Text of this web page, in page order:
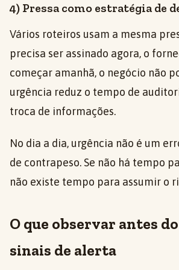
4) Pressa como estratégia de
Vários roteiros usam a mesma
precisa ser assinado agora, o
começar amanhã, o negócio não
urgência reduz o tempo de
troca de informações.
No dia a dia, urgência não é um
de contrapeso. Se não há tempo
não existe tempo para assumir o
O que observar antes
sinais de alerta